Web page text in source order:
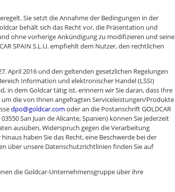
Sie setzt die Annahme der Bedingungen in der
behält sich das Recht vor, die Präsentation und
ohne vorherige Ankündigung zu modifizieren und seine
SPAIN S.L.U. empfiehlt dem Nutzer, den rechtlichen
April 2016 und den geltenden gesetzlichen Regelungen
Information und elektronischer Handel (LSSI)
in dem Goldcar tätig ist, erinnern wir Sie daran, dass Ihre
um die von Ihnen angefragten Serviceleistungen/Produkte
dpo@goldcar.com oder an die Postanschrift GOLDCAR
San Juan de Alicante, Spanien) können Sie jederzeit
ausüben, Widerspruch gegen die Verarbeitung
haben Sie das Recht, eine Beschwerde bei der
über unsere Datenschutzrichtlinien finden Sie auf
die Goldcar-Unternehmensgruppe über ihre